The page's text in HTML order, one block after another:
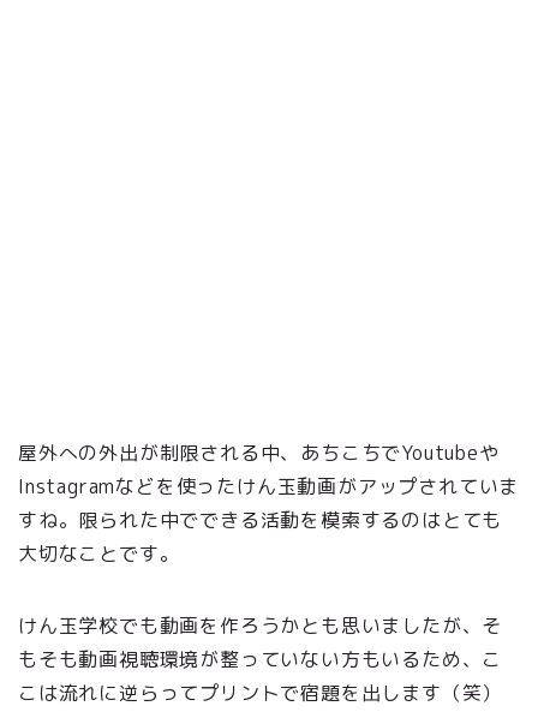
屋外への外出が制限される中、あちこちでYoutubeや
Instagramなどを使ったけん玉動画がアップされていま
すね。限られた中でできる活動を模索するのはとても
大切なことです。
けん玉学校でも動画を作ろうかとも思いましたが、そ
もそも動画視聴環境が整っていない方もいるため、こ
こは流れに逆らってプリントで宿題を出します（笑）